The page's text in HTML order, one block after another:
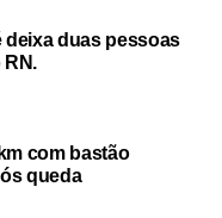
deixa duas pessoas
com bastão
queda